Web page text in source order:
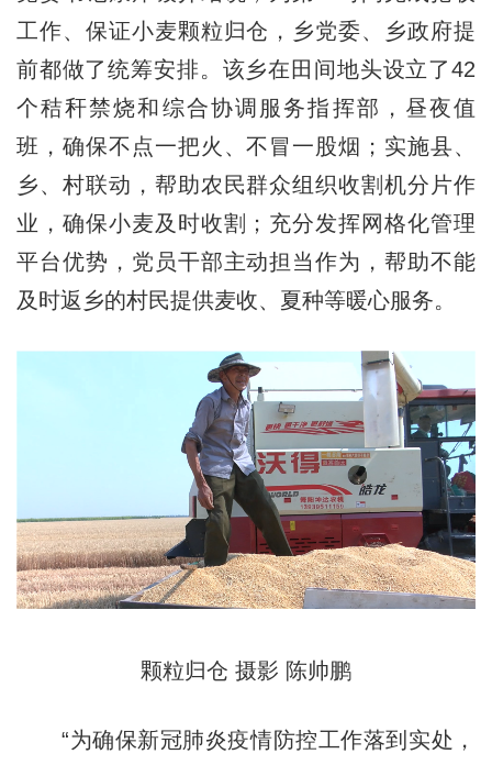
工作、保证小麦颗粒归仓，乡党委、乡政府提
前都做了统筹安排。该乡在田间地头设立了42
个秸秆禁烧和综合协调服务指挥部，昼夜值
班，确保不点一把火、不冒一股烟；实施县、
乡、村联动，帮助农民群众组织收割机分片作
业，确保小麦及时收割；充分发挥网格化管理
平台优势，党员干部主动担当作为，帮助不能
及时返乡的村民提供麦收、夏种等暖心服务。
颗粒归仓 摄影 陈帅鹏
“为确保新冠肺炎疫情防控工作落到实处，